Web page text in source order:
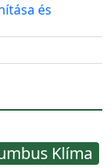
és
Klíma